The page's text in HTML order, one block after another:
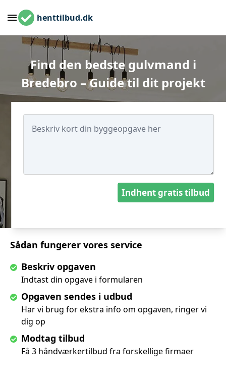
henttilbud.dk
Find den bedste gulvmand i
Bredebro – Guide til dit projekt
Sådan fungerer vores service
Beskriv opgaven
Indtast din opgave i formularen
Opgaven sendes i udbud
Har vi brug for ekstra info om opgaven, ringer vi
dig op
Modtag tilbud
Få 3 håndværkertilbud fra forskellige firmaer
Indhent gratis tilbud